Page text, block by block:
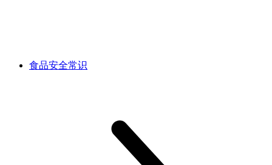
食品安全常识